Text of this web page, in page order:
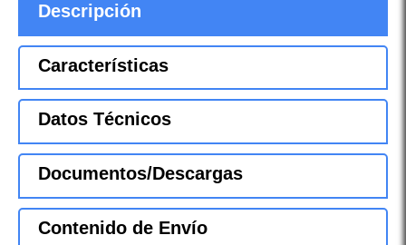
Descripción
Características
Datos Técnicos
Documentos/Descargas
Contenido de Envío